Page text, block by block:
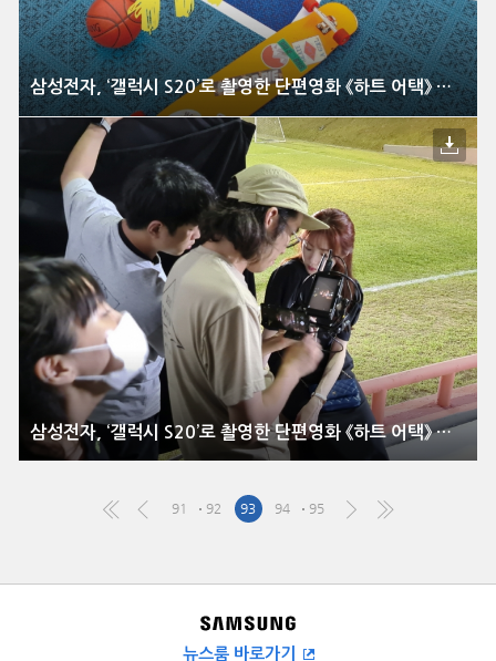
삼성전자, ‘갤럭시 S20’로 촬영한 단편영화 《하트 어택》 온라인 개봉
삼성전자, ‘갤럭시 S20’로 촬영한 단편영화 《하트 어택》 온라인 개봉
91 92 93 94 95
뉴스룸 바로가기